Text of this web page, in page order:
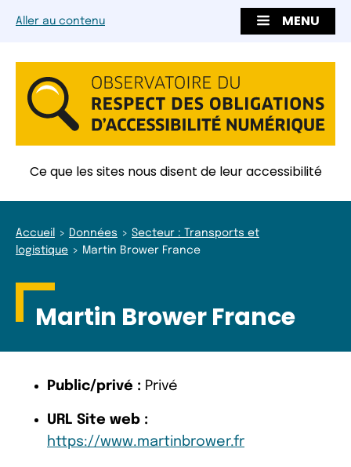
Aller au contenu MENU
Ce que les sites nous disent de leur accessibilité
Accueil Données
Secteur : Transports et
logistique
Martin Brower France
Martin Brower France
Public/privé : Privé
URL Site web :
https://www.martinbrower.fr